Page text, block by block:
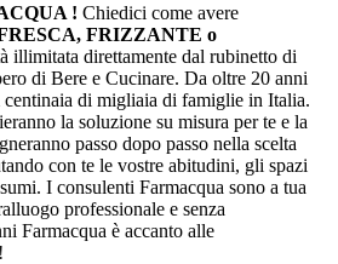
! Chiedici come avere
FRIZZANTE o
illimitata direttamente dal rubinetto di
di Bere e Cucinare. Da oltre 20 anni
centinaia di migliaia di famiglie in Italia.
la soluzione su misura per te e la
passo dopo passo nella scelta
con te le vostre abitudini, gli spazi
I consulenti Farmacqua sono a tua
professionale e senza
Farmacqua è accanto alle